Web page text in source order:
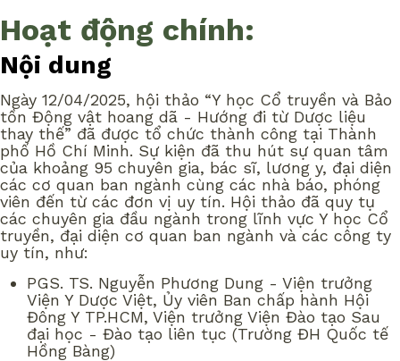
Hoạt động chính:
Nội dung
Ngày 12/04/2025, hội thảo “Y học Cổ truyền và Bảo
tồn Động vật hoang dã - Hướng đi từ Dược liệu
thay thế” đã được tổ chức thành công tại Thành
phố Hồ Chí Minh. Sự kiện đã thu hút sự quan tâm
của khoảng 95 chuyên gia, bác sĩ, lương y, đại diện
các cơ quan ban ngành cùng các nhà báo, phóng
viên đến từ các đơn vị uy tín. Hội thảo đã quy tụ
các chuyên gia đầu ngành trong lĩnh vực Y học Cổ
truyền, đại diện cơ quan ban ngành và các công ty
uy tín, như:
PGS. TS. Nguyễn Phương Dung - Viện trưởng
Viện Y Dược Việt, Ủy viên Ban chấp hành Hội
Đông Y TP.HCM, Viện trưởng Viện Đào tạo Sau
đại học - Đào tạo liên tục (Trường ĐH Quốc tế
Hồng Bàng)